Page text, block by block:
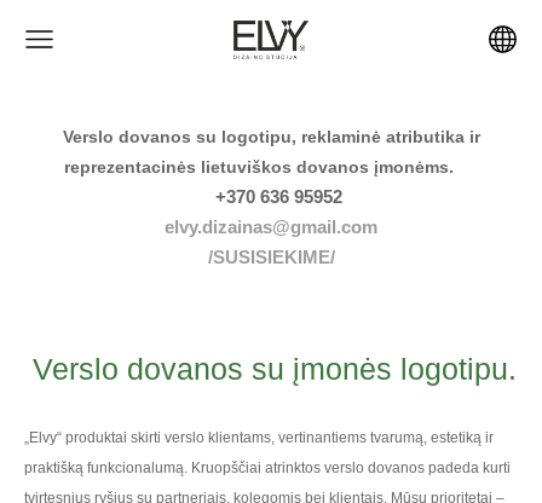
Verslo dovanos su logotipu, reklaminė atributika ir
reprezentacinės lietuviškos dovanos įmonėms.
+370 636 95952
elvy.dizainas@gmail.com
/SUSISIEKIME/
Verslo dovanos su įmonės logotipu.
„Elvy“ produktai skirti verslo klientams, vertinantiems tvarumą, estetiką ir
praktišką funkcionalumą. Kruopščiai atrinktos verslo dovanos padeda kurti
tvirtesnius ryšius su partneriais, kolegomis bei klientais. Mūsų prioritetai –